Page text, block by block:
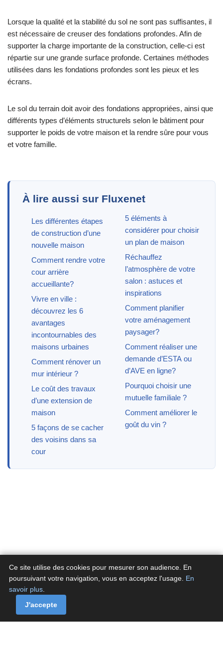
Lorsque la qualité et la stabilité du sol ne sont pas suffisantes, il
est nécessaire de creuser des fondations profondes. Afin de
supporter la charge importante de la construction, celle-ci est
répartie sur une grande surface profonde. Certaines méthodes
utilisées dans les fondations profondes sont les pieux et les
écrans.
Le sol du terrain doit avoir des fondations appropriées, ainsi que
différents types d’éléments structurels selon le bâtiment pour
supporter le poids de votre maison et la rendre sûre pour vous
et votre famille.
À lire aussi sur Fluxenet
Les différentes étapes
de construction d’une
nouvelle maison
Comment rendre votre
cour arrière
accueillante?
Vivre en ville :
découvrez les 6
avantages
incontournables des
maisons urbaines
Comment rénover un
mur intérieur ?
Le coût des travaux
d’une extension de
maison
5 façons de se cacher
des voisins dans sa
cour
5 éléments à
considérer pour choisir
un plan de maison
Réchauffez
l’atmosphère de votre
salon : astuces et
inspirations
Comment planifier
votre aménagement
paysager?
Comment réaliser une
demande d’ESTA ou
d’AVE en ligne?
Pourquoi choisir une
mutuelle familiale ?
Comment améliorer le
goût du vin ?
A propos
Politique de cookies de Fluxenet.fr
Ce site utilise des cookies pour mesurer son audience. En
poursuivant votre navigation, vous en acceptez l'usage. En
savoir plus
J'accepte